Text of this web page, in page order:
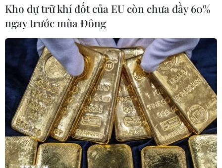
năng xuất hiện băng giá.
Kho dự trữ khí đốt của EU còn chưa đầy 60%
ngay trước mùa Đông